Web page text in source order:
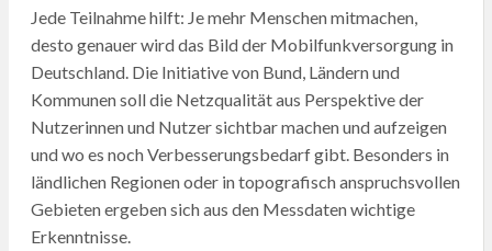
Jede Teilnahme hilft: Je mehr Menschen mitmachen,
desto genauer wird das Bild der Mobilfunkversorgung in
Deutschland. Die Initiative von Bund, Ländern und
Kommunen soll die Netzqualität aus Perspektive der
Nutzerinnen und Nutzer sichtbar machen und aufzeigen
und wo es noch Verbesserungsbedarf gibt. Besonders in
ländlichen Regionen oder in topografisch anspruchsvollen
Gebieten ergeben sich aus den Messdaten wichtige
Erkenntnisse.